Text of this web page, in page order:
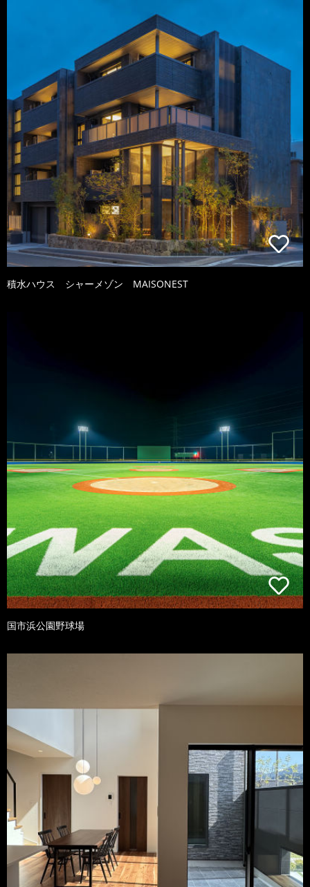
積水ハウス シャーメゾン MAISONEST
国市浜公園野球場